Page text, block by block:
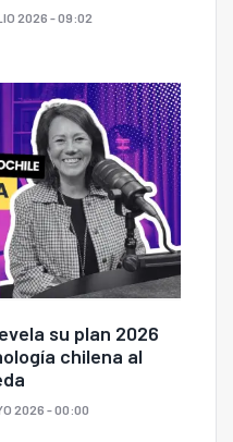
2026 - 09:02
su plan 2026
chilena al
2026 - 00:00